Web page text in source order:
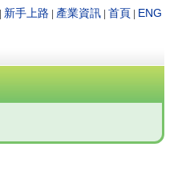
新手上路 產業資訊 |首頁 ENG